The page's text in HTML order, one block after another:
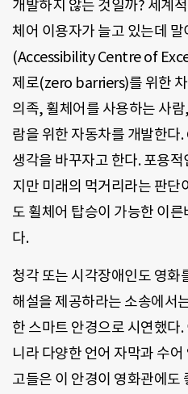
개발하지 않는 것일까? 세계
체어 이용자가 늘고 있는데 말
(Accessibility Centre of
제로(zero barriers)를 위한
의족, 휠체어를 사용하는 사
람을 위한 자동차를 개발한다
생각을 바꾸자고 한다. 포용
지만 미래의 먹거리라는 판단
도 휠체어 탑승이 가능한 이
다.
청각 또는 시각장애인도 영화
해설을 제공하라는 소송에서
한 스마트 안경으로 시연했다
니라 다양한 언어 자막과 수
고들은 이 안경이 영화관에도